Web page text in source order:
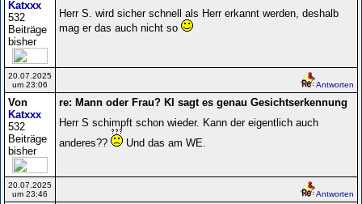
Katxxx
532
Beiträge
bisher
Herr S. wird sicher schnell als Herr erkannt werden, deshalb
mag er das auch nicht so
20.07.2025
um 23:06
Antworten
Von
Katxxx
532
Beiträge
bisher
re: Mann oder Frau? KI sagt es genau Gesichtserkennung
Herr S schimpft schon wieder. Kann der eigentlich auch
anderes??
Und das am WE.
20.07.2025
um 23:46
Antworten